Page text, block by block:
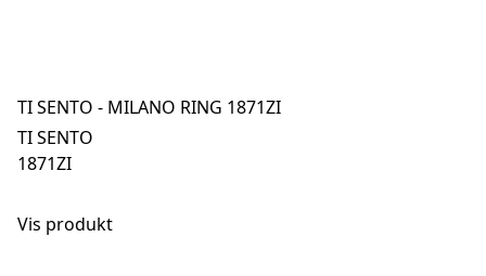
TI SENTO - MILANO RING 1871ZI
TI SENTO
1871ZI
Vis produkt